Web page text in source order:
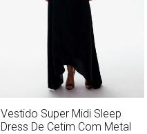
Vestido Super Midi Sleep
Dress De Cetim Com Metal